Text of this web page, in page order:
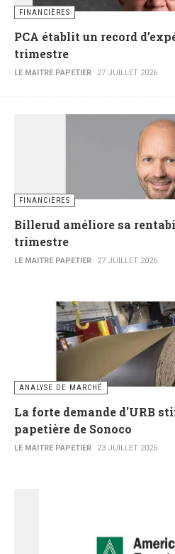
FINANCIÈRES
PCA établit un record
trimestre
LE MAITRE PAPETIER 27 JUILLET 2026
FINANCIÈRES
Billerud améliore sa
trimestre
LE MAITRE PAPETIER 27 JUILLET 2026
ANALYSE DE MARCHÉ
La forte demande d'URB
papetière de Sonoco
LE MAITRE PAPETIER 23 JUILLET 2026